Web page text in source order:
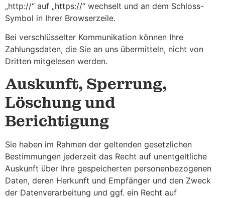
„http://“ auf „https://“ wechselt und an dem Schloss-
Symbol in Ihrer Browserzeile.
Bei verschlüsselter Kommunikation können Ihre
Zahlungsdaten, die Sie an uns übermitteln, nicht von
Dritten mitgelesen werden.
Auskunft, Sperrung,
Löschung und
Berichtigung
Sie haben im Rahmen der geltenden gesetzlichen
Bestimmungen jederzeit das Recht auf unentgeltliche
Auskunft über Ihre gespeicherten personenbezogenen
Daten, deren Herkunft und Empfänger und den Zweck
der Datenverarbeitung und ggf. ein Recht auf